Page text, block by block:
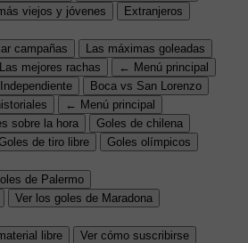
viejos y jóvenes
Extranjeros
campañas
Las máximas goleadas
Las mejores rachas
← Menú principal
Boca vs San Lorenzo
← Menú principal
sobre la hora
Goles de chilena
de tiro libre
Goles olímpicos
de Palermo
Ver los goles de Maradona
libre
Ver cómo suscribirse